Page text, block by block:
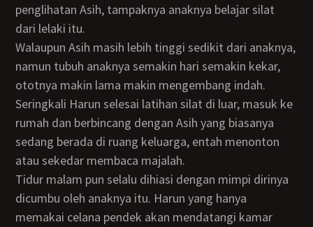
penglihatan Asih, tampaknya anaknya belajar silat
dari lelaki itu.
Walaupun Asih masih lebih tinggi sedikit dari anaknya,
namun tubuh anaknya semakin hari semakin kekar,
ototnya makin lama makin mengembang indah.
Seringkali Harun selesai latihan silat di luar, masuk ke
rumah dan berbincang dengan Asih yang biasanya
sedang berada di ruang keluarga, entah menonton
atau sekedar membaca majalah.
Tidur malam pun selalu dihiasi dengan mimpi dirinya
dicumbu oleh anaknya itu. Harun yang hanya
memakai celana pendek akan mendatangi kamar